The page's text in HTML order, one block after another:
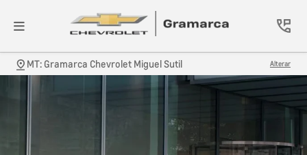
MT: Gramarca Chevrolet Miguel Sutil Alterar